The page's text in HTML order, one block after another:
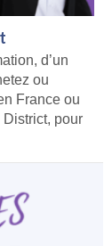
d’un
ou
France ou
pour